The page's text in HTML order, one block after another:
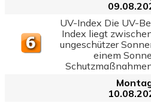
UV-Index Die UV-
Index liegt
ungeschützer
einem